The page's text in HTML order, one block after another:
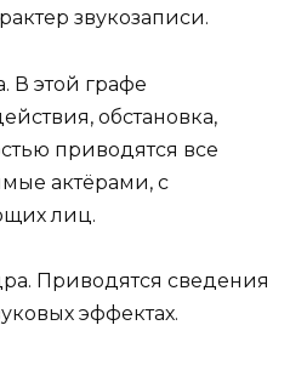
звукозаписи.
В этой графе
обстановка,
приводятся все
актёрами, с
лиц.
Приводятся сведения
эффектах.